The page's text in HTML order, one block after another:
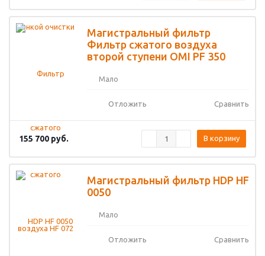
Магистральный фильтр
Фильтр сжатого воздуха
второй ступени OMI PF 350
Мало
Отложить Сравнить
155 700 руб. В корзину
Магистральный фильтр HDP HF
0050
Мало
Отложить Сравнить